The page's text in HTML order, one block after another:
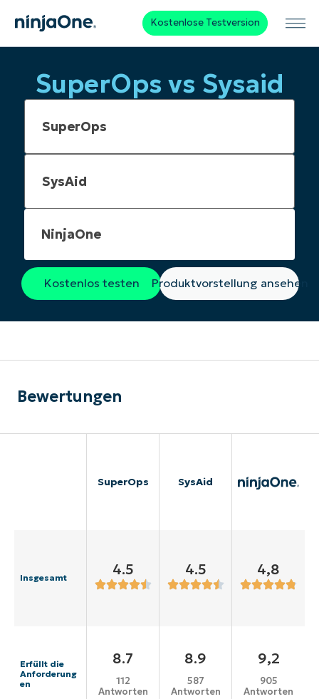
Kostenlose Testversion
SuperOps vs Sysaid
NinjaOne
Kostenlos testen Produktvorstellung ansehen
Bewertungen
SuperOps SysAid
Insgesamt 4.5 4.5 4,8
Erfüllt die
Anforderung
en
8.7
112
Antworten
8.9
587
Antworten
9,2
905
Antworten